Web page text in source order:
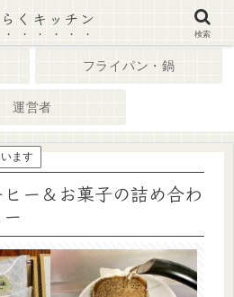
キッチン家電
フライパン・鍋
運営者
ます
ヒー＆お菓子の詰め合わ
くキッチン
検索